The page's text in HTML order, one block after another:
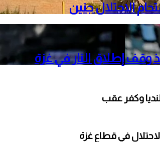
الاحتلال جنين
وكفر عقب
في قطاع غزة